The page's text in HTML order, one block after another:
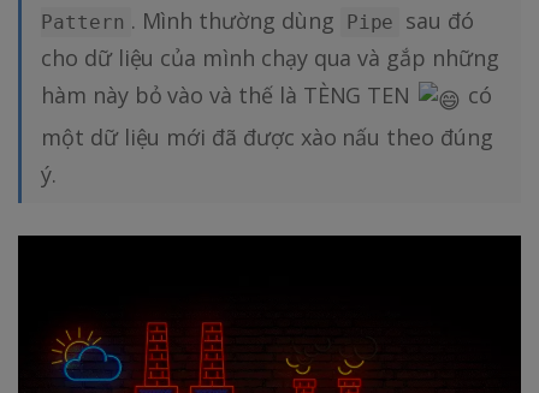
Pattern . Mình thường dùng Pipe
sau đó
cho dữ liệu của mình chạy qua và gắp những
hàm này bỏ vào và thế là TÈNG TEN
có
một dữ liệu mới đã được xào nấu theo đúng
ý.